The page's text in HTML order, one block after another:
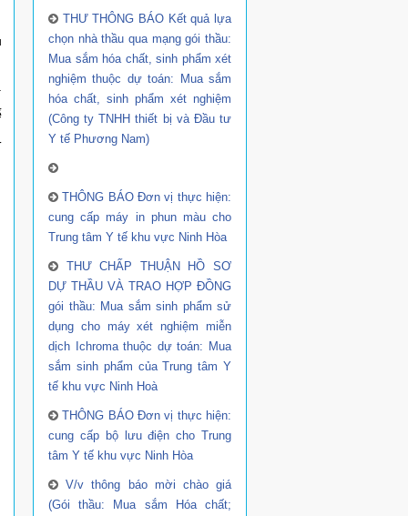
THƯ THÔNG BÁO Kết quả lựa
chọn nhà thầu qua mạng gói thầu:
Mua sắm hóa chất, sinh phẩm xét
nghiệm thuộc dự toán: Mua sắm
hóa chất, sinh phẩm xét nghiệm
(Công ty TNHH thiết bị và Đầu tư
Y tế Phương Nam)
THÔNG BÁO Đơn vị thực hiện:
cung cấp máy in phun màu cho
Trung tâm Y tế khu vực Ninh Hòa
THƯ CHẤP THUẬN HỒ SƠ
DỰ THẦU VÀ TRAO HỢP ĐỒNG
gói thầu: Mua sắm sinh phẩm sử
dụng cho máy xét nghiệm miễn
dịch Ichroma thuộc dự toán: Mua
sắm sinh phẩm của Trung tâm Y
tế khu vực Ninh Hoà
THÔNG BÁO Đơn vị thực hiện:
cung cấp bộ lưu điện cho Trung
tâm Y tế khu vực Ninh Hòa
V/v thông báo mời chào giá
(Gói thầu: Mua sắm Hóa chất;